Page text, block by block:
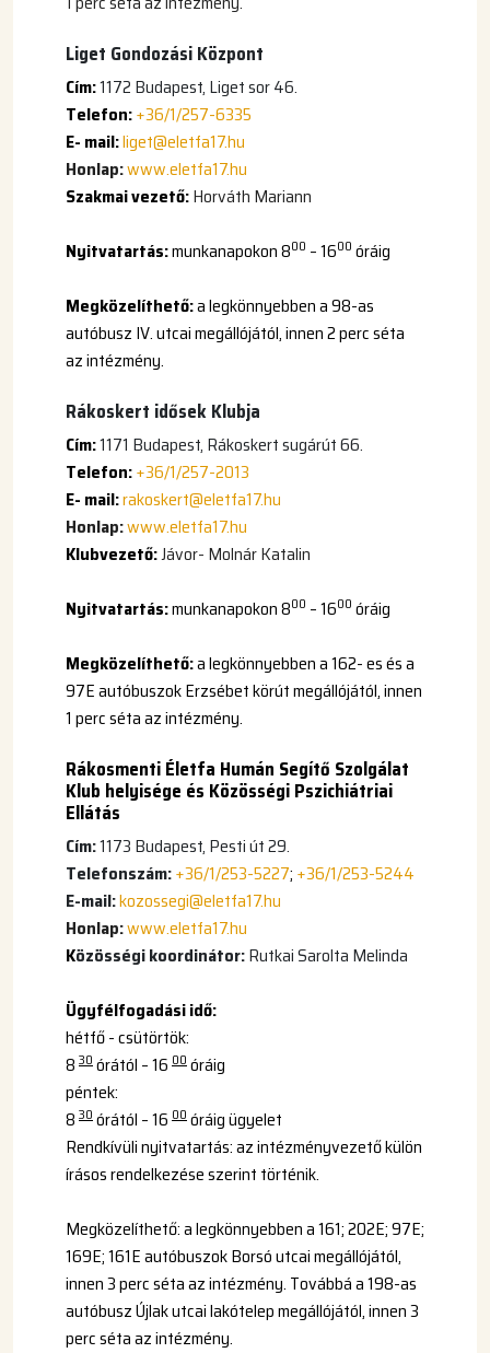
Liget Gondozási Központ
Cím:1172 Budapest, Liget sor 46.
Telefon:+36/1/257-6335
E- mail:liget@eletfa17.hu
Honlap:www.eletfa17.hu
Szakmai vezető:Horváth Mariann
Nyitvatartás:munkanapokon 800 – 1600 óráig
Megközelíthető:a legkönnyebben a 98-as
autóbusz IV. utcai megállójától, innen 2 perc séta
az intézmény.
Rákoskert idősek Klubja
Cím:1171 Budapest, Rákoskert sugárút 66.
Telefon:+36/1/257-2013
E- mail:rakoskert@eletfa17.hu
Honlap:www.eletfa17.hu
Klubvezető:Jávor- Molnár Katalin
Nyitvatartás:munkanapokon 800 – 1600 óráig
Megközelíthető:a legkönnyebben a 162- es és a
97E autóbuszok Erzsébet körút megállójától, innen
1 perc séta az intézmény.
Rákosmenti Életfa Humán Segítő Szolgálat
Klub helyisége és Közösségi Pszichiátriai
Ellátás
Cím:1173 Budapest, Pesti út 29.
Telefonszám:+36/1/253-5227; +36/1/253-5244
E-mail:kozossegi@eletfa17.hu
Honlap:www.eletfa17.hu
Közösségi koordinátor:Rutkai Sarolta Melinda
Ügyfélfogadási idő:
hétfő - csütörtök:
8 30 órától – 16 00 óráig
péntek:
8 30 órától – 16 00 óráig ügyelet
Rendkívüli nyitvatartás: az intézményvezető külön
írásos rendelkezése szerint történik.
Megközelíthető: a legkönnyebben a 161; 202E; 97E;
169E; 161E autóbuszok Borsó utcai megállójától,
innen 3 perc séta az intézmény. Továbbá a 198-as
autóbusz Újlak utcai lakótelep megállójától, innen 3
perc séta az intézmény.